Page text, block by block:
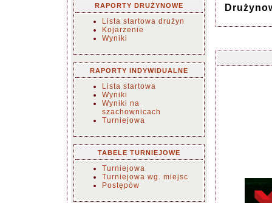
RAPORTY DRUŻYNOWE
Lista startowa drużyn
Kojarzenie
Wyniki
RAPORTY INDYWIDUALNE
Lista startowa
Wyniki
Wyniki na
szachownicach
Turniejowa
TABELE TURNIEJOWE
Turniejowa
Turniejowa wg. miejsc
Postępów